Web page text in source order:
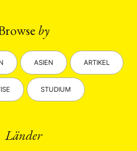
by
ASIEN ARTIKEL
STUDIUM
Länder